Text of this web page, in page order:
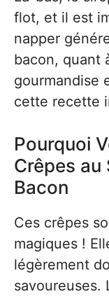
flot, et il est
napper
bacon, quant
gourmandise
cette recette
Pourquoi
Crêpes au
Bacon
Ces crêpes
magiques !
légèrement
savoureuses.